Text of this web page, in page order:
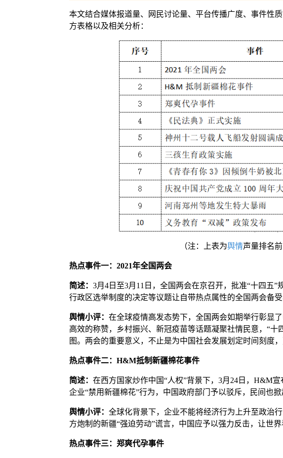
本文结合媒体报道量、网民讨论量、平台传播广度、事件性
方表格以及相关分析：
（注：上表为舆情声量排名前
热点事件一：2021年全国两会
简述： 3月4日至3月11日，全国两会在京召开，批准“十四五
行政区选举制度的决定等议题让自带热点属性的全国两会备受
舆情小评： 在全球疫情高发态势下，全国两会如期举行彰显
高效的称赞，乡村振兴、新冠疫苗等话题凝聚社情民意，“十
图。两会的重要意义，不止是为中国社会发展划定时间刻度
热点事件二：H&M抵制新疆棉花事件
简述： 在西方国家炒作中国“人权”背景下，3月24日，H&M
企业“禁用新疆棉花”行为，中国政府部门予以驳斥，民间也掀
舆情小评： 全球化背景下，企业不能将经济行为上升至政治
方炮制的新疆“强迫劳动”谎言，中国应予以强力反击，让世
热点事件三：郑爽代孕事件